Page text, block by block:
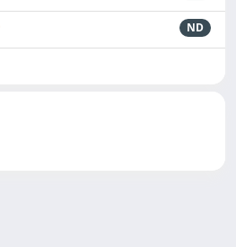
ND